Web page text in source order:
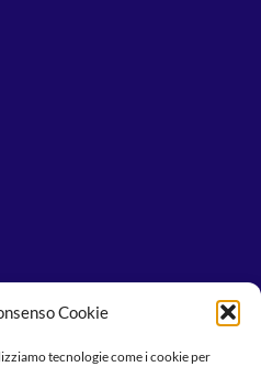
Cookie
tecnologie come i cookie per